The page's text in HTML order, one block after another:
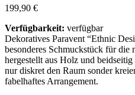
199,90 €
Verfügbarkeit: verfügbar
Dekoratives Paravent “Ethnic
besonderes Schmuckstück für die
hergestellt aus Holz und
nur diskret den Raum sonder
fabelhaftes Arrangement.